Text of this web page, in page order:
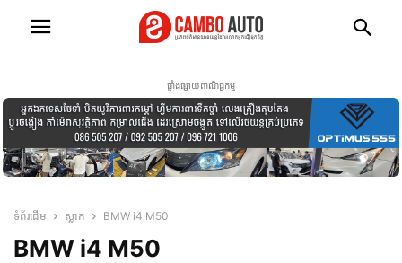
ផ្ទាំងផ្សាយពាណិជ្ជកម្ម
ទំព័រដើម ស្លាក BMW i4 M50
BMW i4 M50